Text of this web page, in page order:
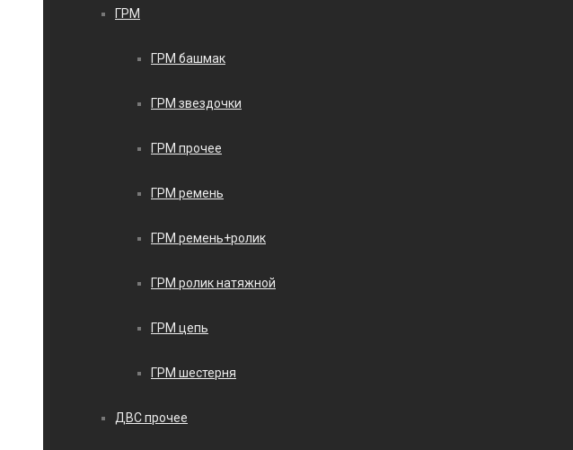
ГРМ
ГРМ башмак
ГРМ звездочки
ГРМ прочее
ГРМ ремень
ГРМ ремень+ролик
ГРМ ролик натяжной
ГРМ цепь
ГРМ шестерня
ДВС прочее